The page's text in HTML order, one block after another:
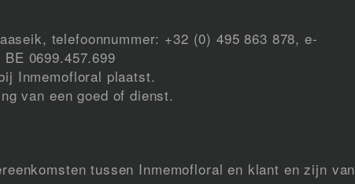
telefoonnummer: +32 (0) 495 863 878, e-
0699.457.699
Inmemofloral plaatst.
van een goed of dienst.
tussen Inmemofloral en klant en zijn van